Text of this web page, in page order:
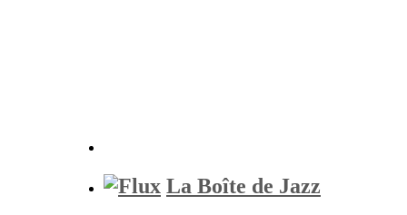
La Boîte de Jazz